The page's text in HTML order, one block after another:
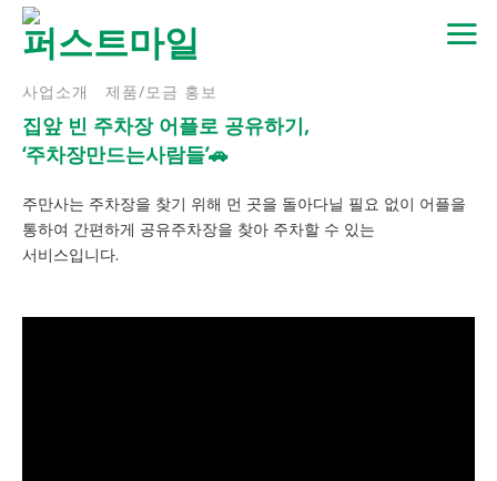
Skip
content
사업소개 제품/모금 홍보
집앞 빈 주차장 어플로 공유하기,
‘주차장만드는사람들’🚗
주만사는 주차장을 찾기 위해 먼 곳을 돌아다닐 필요 없이 어플을
통하여 간편하게 공유주차장을 찾아 주차할 수 있는
서비스입니다.